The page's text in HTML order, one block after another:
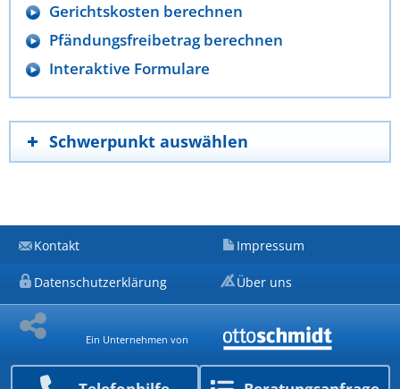
Gerichtskosten berechnen
Pfändungsfreibetrag berechnen
Interaktive Formulare
Schwerpunkt auswählen
Kontakt Impressum
Datenschutzerklärung Über uns
Ein Unternehmen von